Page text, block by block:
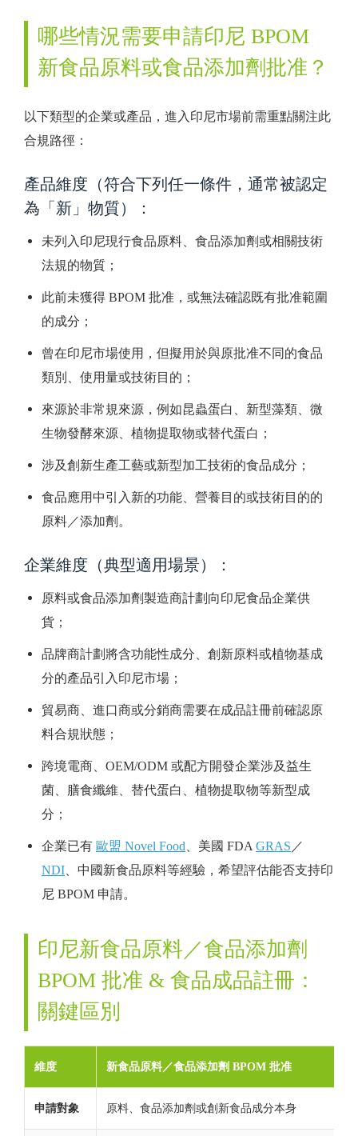
哪些情況需要申請印尼 BPOM
新食品原料或食品添加劑批准？
以下類型的企業或產品，進入印尼市場前需重點關注此
合規路徑：
產品維度（符合下列任一條件，通常被認定
為「新」物質）：
未列入印尼現行食品原料、食品添加劑或相關技術
法規的物質；
此前未獲得 BPOM 批准，或無法確認既有批准範圍
的成分；
曾在印尼市場使用，但擬用於與原批准不同的食品
類別、使用量或技術目的；
來源於非常規來源，例如昆蟲蛋白、新型藻類、微
生物發酵來源、植物提取物或替代蛋白；
涉及創新生產工藝或新型加工技術的食品成分；
食品應用中引入新的功能、營養目的或技術目的的
原料／添加劑。
企業維度（典型適用場景）：
原料或食品添加劑製造商計劃向印尼食品企業供
貨；
品牌商計劃將含功能性成分、創新原料或植物基成
分的產品引入印尼市場；
貿易商、進口商或分銷商需要在成品註冊前確認原
料合規狀態；
跨境電商、OEM/ODM 或配方開發企業涉及益生
菌、膳食纖維、替代蛋白、植物提取物等新型成
分；
企業已有 歐盟 Novel Food 、美國 FDA GRAS ／
NDI 、中國新食品原料等經驗，希望評估能否支持印
尼 BPOM 申請。
印尼新食品原料／食品添加劑
BPOM 批准 & 食品成品註冊：
關鍵區別
維度 新食品原料／食品添加劑 BPOM 批准
申請對象 原料、食品添加劑或創新食品成分本身